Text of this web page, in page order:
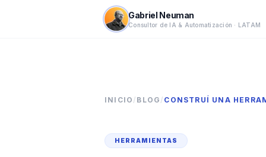
Gabriel Neuman
Consultor de IA & Automatización · LATAM
INICIO / BLOG /
HERRAMIENTAS